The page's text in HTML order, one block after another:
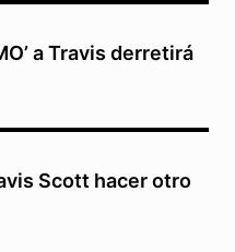
a Travis derretirá
Scott hacer otro